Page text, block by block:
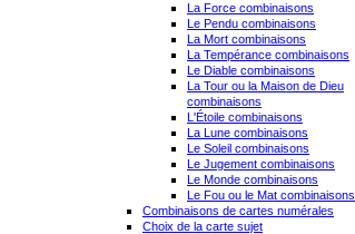
La Force combinaisons
Le Pendu combinaisons
La Mort combinaisons
La Tempérance combinaisons
Le Diable combinaisons
La Tour ou la Maison de Dieu
combinaisons
L'Étoile combinaisons
La Lune combinaisons
Le Soleil combinaisons
Le Jugement combinaisons
Le Monde combinaisons
Le Fou ou le Mat combinaisons
Combinaisons de cartes numérales
Choix de la carte sujet